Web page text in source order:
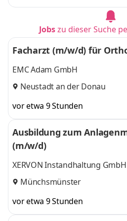
Jobszu dieser Suche
Facharzt (m/w/d) für
EMC Adam GmbH
Neustadt an der Donau
vor etwa 9 Stunden
Ausbildung zum
(m/w/d)
XERVON Instandhaltung GmbH
Münchsmünster
vor etwa 9 Stunden